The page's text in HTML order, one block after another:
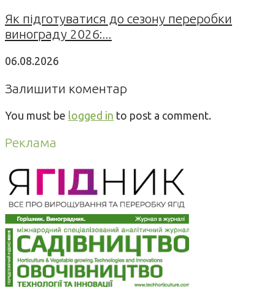
Як підготуватися до сезону переробки
винограду 2026:...
06.08.2026
Залишити коментар
You must be logged in to post a comment.
Реклама